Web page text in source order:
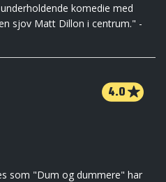
komedie med
sjov Matt Dillon i centrum." -
4.0
som "Dum og dummere" har